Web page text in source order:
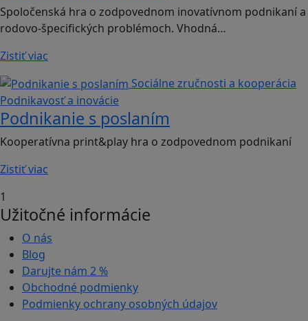
Spoločenská hra o zodpovednom inovatívnom podnikaní a
rodovo-špecifických problémoch. Vhodná…
Zistiť viac
Sociálne zručnosti a kooperácia
Podnikavosť a inovácie
Podnikanie s poslaním
Kooperatívna print&play hra o zodpovednom podnikaní
Zistiť viac
1
Užitočné informácie
O nás
Blog
Darujte nám 2 %
Obchodné podmienky
Podmienky ochrany osobných údajov